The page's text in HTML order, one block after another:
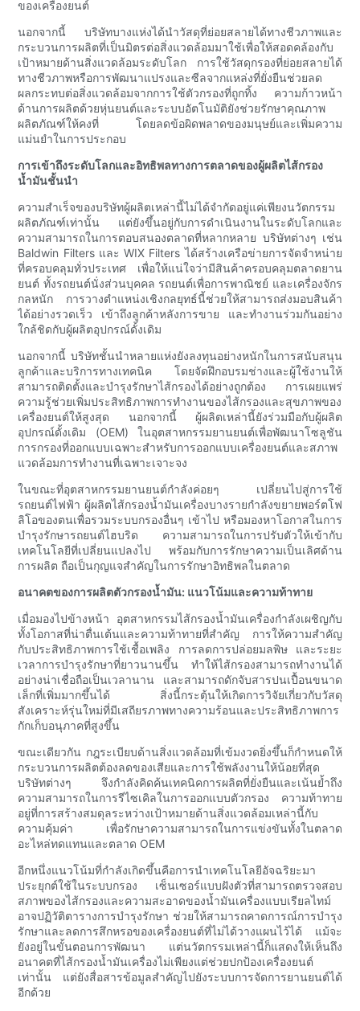
ของเครื่องยนต์
นอกจากนี้ บริษัทบางแห่งได้นำวัสดุที่ย่อยสลายได้ทางชีวภาพและ
กระบวนการผลิตที่เป็นมิตรต่อสิ่งแวดล้อมมาใช้เพื่อให้สอดคล้องกับ
เป้าหมายด้านสิ่งแวดล้อมระดับโลก การใช้วัสดุกรองที่ย่อยสลายได้
ทางชีวภาพหรือการพัฒนาแปรงและซีลจากแหล่งที่ยั่งยืนช่วยลด
ผลกระทบต่อสิ่งแวดล้อมจากการใช้ตัวกรองที่ถูกทิ้ง ความก้าวหน้า
ด้านการผลิตด้วยหุ่นยนต์และระบบอัตโนมัติยังช่วยรักษาคุณภาพ
ผลิตภัณฑ์ให้คงที่ โดยลดข้อผิดพลาดของมนุษย์และเพิ่มความ
แม่นยำในการประกอบ
การเข้าถึงระดับโลกและอิทธิพลทางการตลาดของผู้ผลิตไส้กรอง
น้ำมันชั้นนำ
ความสำเร็จของบริษัทผู้ผลิตเหล่านี้ไม่ได้จำกัดอยู่แค่เพียงนวัตกรรม
ผลิตภัณฑ์เท่านั้น แต่ยังขึ้นอยู่กับการดำเนินงานในระดับโลกและ
ความสามารถในการตอบสนองตลาดที่หลากหลาย บริษัทต่างๆ เช่น
Baldwin Filters และ WIX Filters ได้สร้างเครือข่ายการจัดจำหน่าย
ที่ครอบคลุมทั่วประเทศ เพื่อให้แน่ใจว่ามีสินค้าครอบคลุมตลาดยาน
ยนต์ ทั้งรถยนต์นั่งส่วนบุคคล รถยนต์เพื่อการพาณิชย์ และเครื่องจักร
กลหนัก การวางตำแหน่งเชิงกลยุทธ์นี้ช่วยให้สามารถส่งมอบสินค้า
ได้อย่างรวดเร็ว เข้าถึงลูกค้าหลังการขาย และทำงานร่วมกันอย่าง
ใกล้ชิดกับผู้ผลิตอุปกรณ์ดั้งเดิม
นอกจากนี้ บริษัทชั้นนำหลายแห่งยังลงทุนอย่างหนักในการสนับสนุน
ลูกค้าและบริการทางเทคนิค โดยจัดฝึกอบรมช่างและผู้ใช้งานให้
สามารถติดตั้งและบำรุงรักษาไส้กรองได้อย่างถูกต้อง การเผยแพร่
ความรู้ช่วยเพิ่มประสิทธิภาพการทำงานของไส้กรองและสุขภาพของ
เครื่องยนต์ให้สูงสุด นอกจากนี้ ผู้ผลิตเหล่านี้ยังร่วมมือกับผู้ผลิต
อุปกรณ์ดั้งเดิม (OEM) ในอุตสาหกรรมยานยนต์เพื่อพัฒนาโซลูชัน
การกรองที่ออกแบบเฉพาะสำหรับการออกแบบเครื่องยนต์และสภาพ
แวดล้อมการทำงานที่เฉพาะเจาะจง
ในขณะที่อุตสาหกรรมยานยนต์กำลังค่อยๆ เปลี่ยนไปสู่การใช้
รถยนต์ไฟฟ้า ผู้ผลิตไส้กรองน้ำมันเครื่องบางรายกำลังขยายพอร์ตโฟ
ลิโอของตนเพื่อรวมระบบกรองอื่นๆ เข้าไป หรือมองหาโอกาสในการ
บำรุงรักษารถยนต์ไฮบริด ความสามารถในการปรับตัวให้เข้ากับ
เทคโนโลยีที่เปลี่ยนแปลงไป พร้อมกับการรักษาความเป็นเลิศด้าน
การผลิต ถือเป็นกุญแจสำคัญในการรักษาอิทธิพลในตลาด
อนาคตของการผลิตตัวกรองน้ำมัน: แนวโน้มและความท้าทาย
เมื่อมองไปข้างหน้า อุตสาหกรรมไส้กรองน้ำมันเครื่องกำลังเผชิญกับ
ทั้งโอกาสที่น่าตื่นเต้นและความท้าทายที่สำคัญ การให้ความสำคัญ
กับประสิทธิภาพการใช้เชื้อเพลิง การลดการปล่อยมลพิษ และระยะ
เวลาการบำรุงรักษาที่ยาวนานขึ้น ทำให้ไส้กรองสามารถทำงานได้
อย่างน่าเชื่อถือเป็นเวลานาน และสามารถดักจับสารปนเปื้อนขนาด
เล็กที่เพิ่มมากขึ้นได้ สิ่งนี้กระตุ้นให้เกิดการวิจัยเกี่ยวกับวัสดุ
สังเคราะห์รุ่นใหม่ที่มีเสถียรภาพทางความร้อนและประสิทธิภาพการ
กักเก็บอนุภาคที่สูงขึ้น
ขณะเดียวกัน กฎระเบียบด้านสิ่งแวดล้อมที่เข้มงวดยิ่งขึ้นก็กำหนดให้
กระบวนการผลิตต้องลดของเสียและการใช้พลังงานให้น้อยที่สุด
บริษัทต่างๆ จึงกำลังคิดค้นเทคนิคการผลิตที่ยั่งยืนและเน้นย้ำถึง
ความสามารถในการรีไซเคิลในการออกแบบตัวกรอง ความท้าทาย
อยู่ที่การสร้างสมดุลระหว่างเป้าหมายด้านสิ่งแวดล้อมเหล่านี้กับ
ความคุ้มค่า เพื่อรักษาความสามารถในการแข่งขันทั้งในตลาด
อะไหล่ทดแทนและตลาด OEM
อีกหนึ่งแนวโน้มที่กำลังเกิดขึ้นคือการนำเทคโนโลยีอัจฉริยะมา
ประยุกต์ใช้ในระบบกรอง เซ็นเซอร์แบบฝังตัวที่สามารถตรวจสอบ
สภาพของไส้กรองและความสะอาดของน้ำมันเครื่องแบบเรียลไทม์
อาจปฏิวัติตารางการบำรุงรักษา ช่วยให้สามารถคาดการณ์การบำรุง
รักษาและลดการสึกหรอของเครื่องยนต์ที่ไม่ได้วางแผนไว้ได้ แม้จะ
ยังอยู่ในขั้นตอนการพัฒนา แต่นวัตกรรมเหล่านี้ก็แสดงให้เห็นถึง
อนาคตที่ไส้กรองน้ำมันเครื่องไม่เพียงแต่ช่วยปกป้องเครื่องยนต์
เท่านั้น แต่ยังสื่อสารข้อมูลสำคัญไปยังระบบการจัดการยานยนต์ได้
อีกด้วย